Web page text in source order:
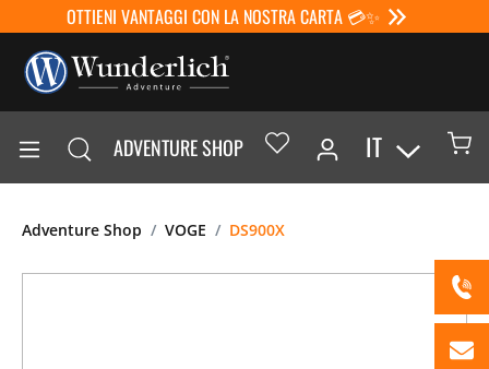
OTTIENI VANTAGGI CON LA NOSTRA CARTA 💳✨
ADVENTURE SHOP IT
Adventure Shop VOGE DS900X